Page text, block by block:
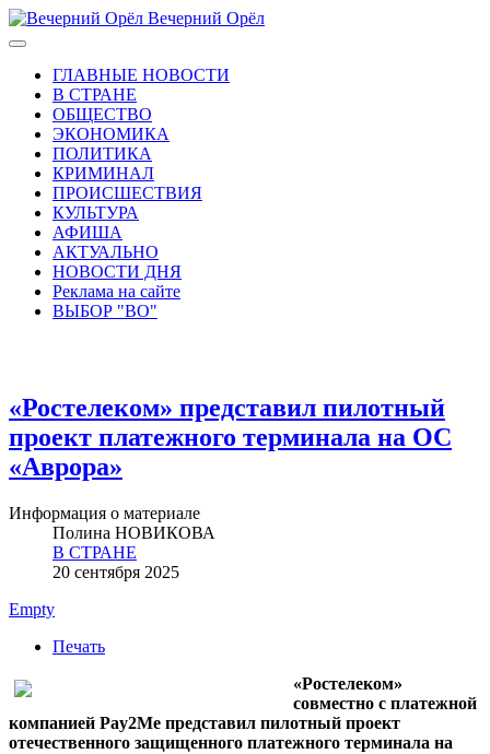
Вечерний Орёл
ГЛАВНЫЕ НОВОСТИ
В СТРАНЕ
ОБЩЕСТВО
ЭКОНОМИКА
ПОЛИТИКА
КРИМИНАЛ
ПРОИСШЕСТВИЯ
КУЛЬТУРА
АФИША
АКТУАЛЬНО
НОВОСТИ ДНЯ
Реклама на сайте
ВЫБОР "ВО"
«Ростелеком» представил пилотный
проект платежного терминала на ОС
«Аврора»
Информация о материале
Полина НОВИКОВА
В СТРАНЕ
20 сентября 2025
Empty
Печать
«Ростелеком»
совместно с платежной
компанией Pay2Me представил пилотный проект
отечественного защищенного платежного терминала на